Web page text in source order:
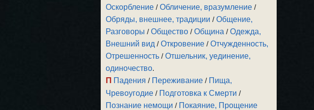
Оскорбление /Обличение, вразумление /
Обряды, внешнее, традиции /Общение,
Разговоры /Общество /Община /Одежда,
Внешний вид /Откровение /Отчужденность,
Отрешенность /Отшельник, уединение,
одиночество.
П Падения / Переживание / Пища,
Чревоугодие / Подготовка к Смерти /
Познание немощи / Покаяние, Прощение